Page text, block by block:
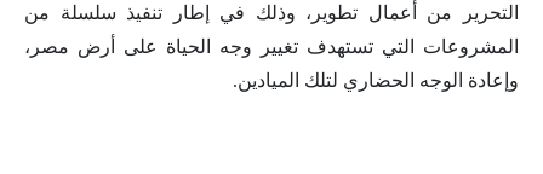
التحرير من أعمال تطوير، وذلك في إطار تنفيذ سلسلة من
المشروعات التي تستهدف تغيير وجه الحياة على أرض مصر،
وإعادة الوجه الحضاري لتلك الميادين.